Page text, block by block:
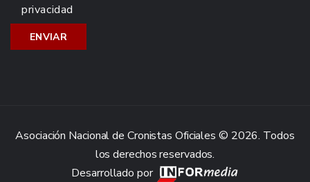
privacidad
Asociación Nacional de Cronistas Oficiales © 2026. Todos
los derechos reservados.
Desarrollado por